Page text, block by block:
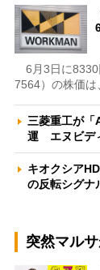
6月3日に8330
7564）の株価
三菱重工が「
運 エヌビデ
キオクシア
の反転シグ
突然マル